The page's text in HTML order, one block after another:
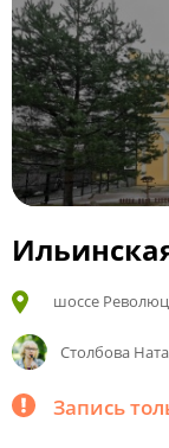
шоссе
Столбова
Запись